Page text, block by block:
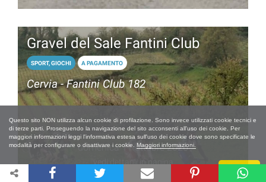
Questo sito NON utilizza alcun cookie di profilazione. Sono invece utilizzati cookie tecnici e
di terze parti. Proseguendo la navigazione del sito acconsenti all'uso dei cookie. Per
maggiori informazioni leggi l'informativa estesa sull'uso dei cookie dove sono specificate le
modalità per configurare o disattivare i cookie. Maggiori informazioni.
Chiudi
ciclistica di 40 km
Gravel del Sale Fantini Club
SPORT, GIOCHI A PAGAMENTO
Cervia - Fantini Club 182
domenica 11 ottobre 2026
vedi dettagli in pagina